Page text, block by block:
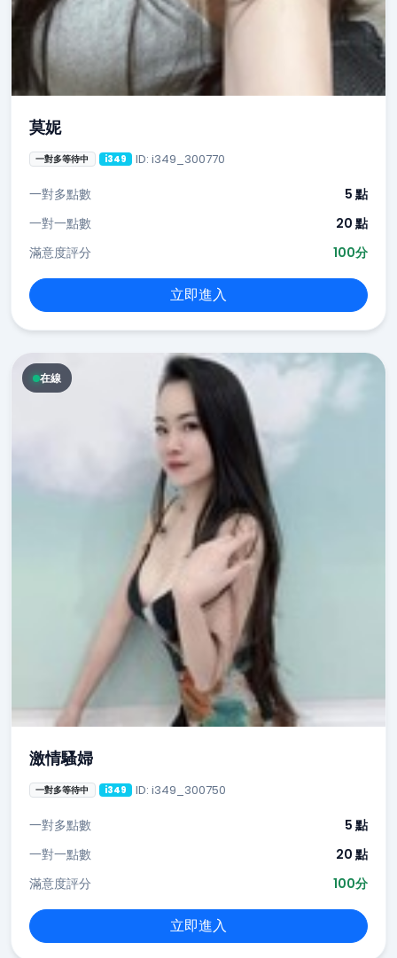
莫妮
一對多等待中 i349 ID: i349_300770
一對多點數
5 點
一對一點數
20 點
滿意度評分
100分
立即進入
在線
激情騷婦
一對多等待中 i349 ID: i349_300750
一對多點數
5 點
一對一點數
20 點
滿意度評分
100分
立即進入